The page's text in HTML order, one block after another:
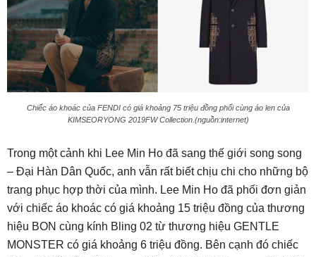
Chiếc áo khoác của FENDI có giá khoảng 75 triệu đồng phối cùng áo len của
KIMSEORYONG 2019FW Collection.(nguồn:internet)
Trong một cảnh khi Lee Min Ho đã sang thế giới song song
– Đại Hàn Dân Quốc, anh vẫn rất biết chịu chi cho những bộ
trang phục hợp thời của mình. Lee Min Ho đã phối đơn giản
với chiếc áo khoác có giá khoảng 15 triệu đồng của thương
hiệu BON cùng kính Bling 02 từ thương hiệu GENTLE
MONSTER có giá khoảng 6 triệu đồng. Bên cạnh đó chiếc